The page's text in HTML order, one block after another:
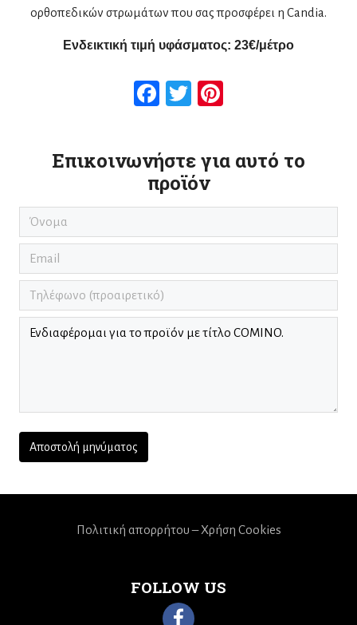
ορθοπεδικών στρωμάτων που σας προσφέρει η Candia.
Ενδεικτική τιμή υφάσματος: 23€/μέτρο
Facebook
Twitter
Επικοινωνήστε για αυτό το
προϊόν
FOLLOW US
Πολιτική απορρήτου – Χρήση Cookies